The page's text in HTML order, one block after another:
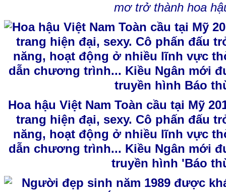
mơ trở thành hoa
Hoa hậu Việt Nam Toàn cầu tại Mỹ
trang hiện đại, sexy. Cô phấn đấu
năng, hoạt động ở nhiều lĩnh vực
dẫn chương trình... Kiều Ngân mới
truyền hình 'Báo